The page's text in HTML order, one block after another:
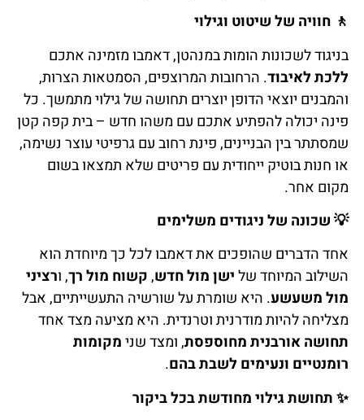
🚶 חוויה של שיטוט וגילוי
בניגוד לשכונות הומות במנהטן, דאמבו מזמינה אתכם
ללכת לאיבוד. הרחובות המרוצפים, הסמטאות הצרות,
והמבנים יוצאי הדופן יוצרים תחושה של גילוי מתמשך. כל
פינה יכולה להפתיע אתכם עם משהו חדש – בית קפה קטן
שמסתתר בין הבניינים, פינת רחוב עם גרפיטי עוצר נשימה,
או חנות בוטיק ייחודית עם פריטים שלא תמצאו בשום
מקום אחר.
💡שכונה של ניגודים משלימים
אחד הדברים שהופכים את דאמבו לכל כך מיוחדת הוא
השילוב המיוחד שלישן מול חדש,קשוח מול רך, ורציני
מול משעשע. היא שומרת על שורשיה התעשייתיים, אבל
מצליחה להיות מודרנית וטרנדית. היא מציעה מצד אחד
תחושה אורבנית מחוספסת, ומצד שנימקומות
רומנטיים ונעימים לשבת בהם.
✨תחושת גילוי מחודשת בכל ביקור